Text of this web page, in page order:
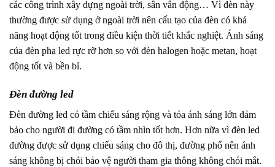
các công trình xây dựng ngoài trời, sân vân động… Vì đèn này
thường được sử dụng ở ngoài trời nên cấu tạo của đèn có khả
năng hoạt động tốt trong điều kiện thời tiết khắc nghiệt. Ánh sáng
của đèn pha led rực rỡ hơn so với đèn halogen hoặc metan, hoạt
động tốt và bền bỉ.
Đèn đường led
Đèn đường led có tầm chiếu sáng rộng và tỏa ánh sáng lớn đảm
bảo cho người đi đường có tầm nhìn tốt hơn. Hơn nữa vì đèn led
đường được sử dụng chiếu sáng cho đô thị, đường phố nên ánh
sáng không bị chói bảo vệ người tham gia thông không chói mắt.